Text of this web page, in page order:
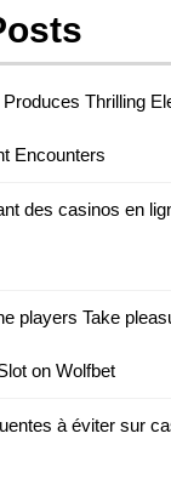
Thrilling
Encounters
des casinos en
players Take
on Wolfbet
à éviter sur